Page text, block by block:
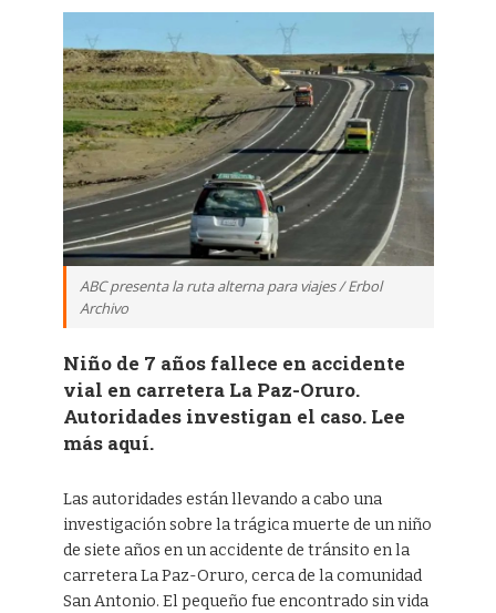
ABC presenta la ruta alterna para viajes / Erbol
Archivo
Niño de 7 años fallece en accidente
vial en carretera La Paz-Oruro.
Autoridades investigan el caso. Lee
más aquí.
Las autoridades están llevando a cabo una
investigación sobre la trágica muerte de un niño
de siete años en un accidente de tránsito en la
carretera La Paz-Oruro, cerca de la comunidad
San Antonio. El pequeño fue encontrado sin vida